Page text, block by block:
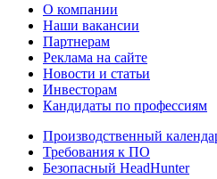
О компании
Наши вакансии
Партнерам
Реклама на сайте
Новости и статьи
Инвесторам
Кандидаты по профессиям
Производственный
Требования к ПО
Безопасный HeadHunter